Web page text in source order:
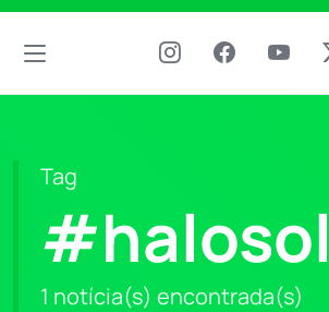
Tag
1 notícia(s) encontrada(s)